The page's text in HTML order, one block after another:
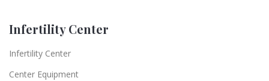
Infertility Center
Infertility Center
Center Equipment